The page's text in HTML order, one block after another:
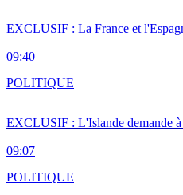
EXCLUSIF : La France et
09:40
EXCLUSIF : L'Islande demande à
09:07
POLITIQUE
POLITIQUE